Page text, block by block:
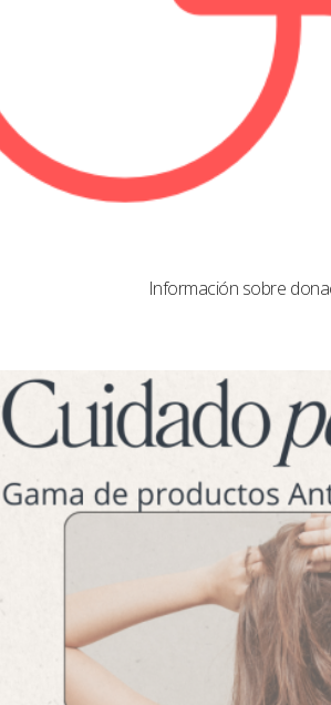
Información sobre